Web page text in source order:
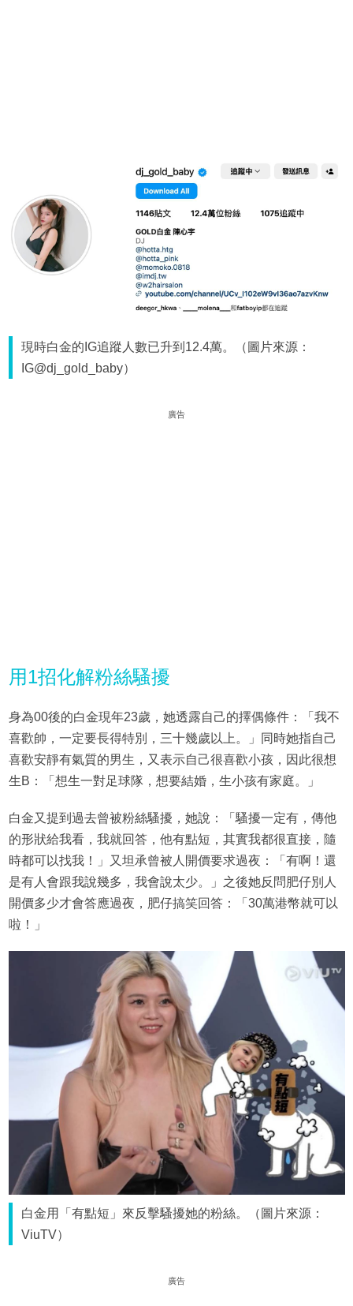
現時白金的IG追蹤人數已升到12.4萬。（圖片來源：
IG@dj_gold_baby）
廣告
用1招化解粉絲騷擾
身為00後的白金現年23歲，她透露自己的擇偶條件：「我不
喜歡帥，一定要長得特別，三十幾歲以上。」同時她指自己
喜歡安靜有氣質的男生，又表示自己很喜歡小孩，因此很想
生B：「想生一對足球隊，想要結婚，生小孩有家庭。」
白金又提到過去曾被粉絲騷擾，她說：「騷擾一定有，傳他
的形狀給我看，我就回答，他有點短，其實我都很直接，隨
時都可以找我！」又坦承曾被人開價要求過夜：「有啊！還
是有人會跟我說幾多，我會說太少。」之後她反問肥仔別人
開價多少才會答應過夜，肥仔搞笑回答：「30萬港幣就可以
啦！」
白金用「有點短」來反擊騷擾她的粉絲。（圖片來源：
ViuTV）
廣告